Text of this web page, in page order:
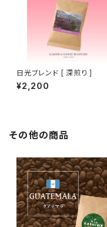
日光ブレンド [ 深煎り ]
¥2,200
その他の商品